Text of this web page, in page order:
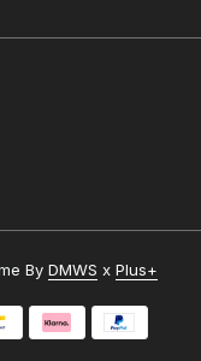
By DMWS x Plus+